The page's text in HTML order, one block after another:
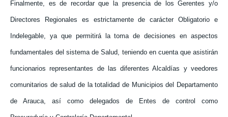
Finalmente, es de recordar que la presencia de los Gerentes y/o
Directores Regionales es estrictamente de carácter Obligatorio e
Indelegable, ya que permitirá la toma de decisiones en aspectos
fundamentales del sistema de Salud, teniendo en cuenta que asistirán
funcionarios representantes de las diferentes Alcaldías y veedores
comunitarios de salud de la totalidad de Municipios del Departamento
de Arauca, así como delegados de Entes de control como